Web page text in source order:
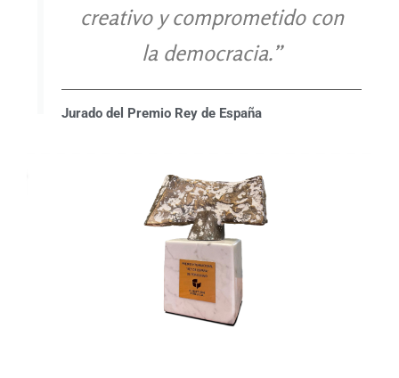
creativo y comprometido con
la democracia.”
Jurado del Premio Rey de España